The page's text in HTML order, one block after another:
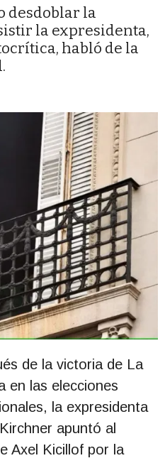
desdoblar la
la expresidenta,
habló de la
de la victoria de La
en las elecciones
la expresidenta
apuntó al
Axel Kicillof por la